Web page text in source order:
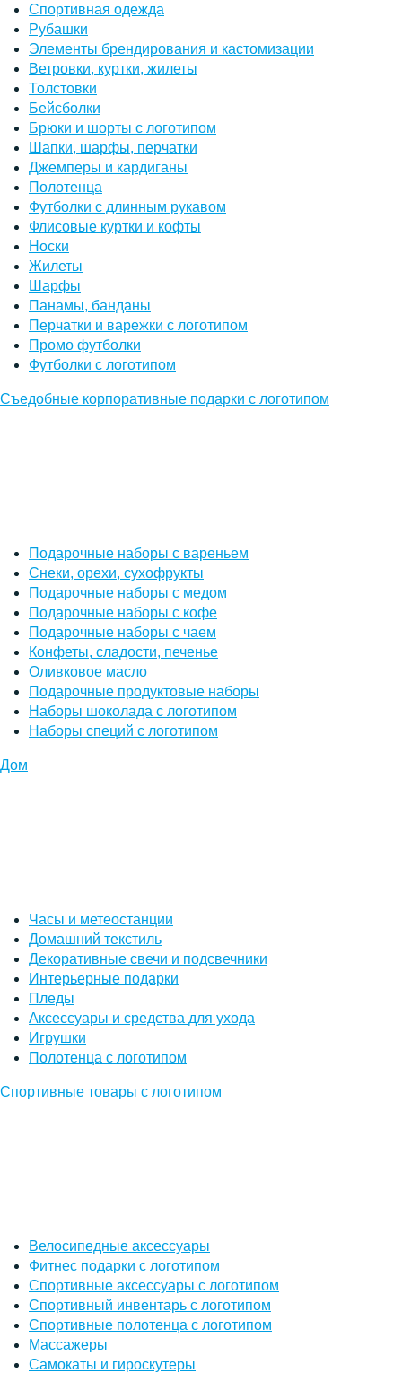
Спортивная одежда
Рубашки
Элементы брендирования и кастомизации
Ветровки, куртки, жилеты
Толстовки
Бейсболки
Брюки и шорты с логотипом
Шапки, шарфы, перчатки
Джемперы и кардиганы
Полотенца
Футболки с длинным рукавом
Флисовые куртки и кофты
Носки
Жилеты
Шарфы
Панамы, банданы
Перчатки и варежки с логотипом
Промо футболки
Футболки с логотипом
Съедобные корпоративные подарки с логотипом
Подарочные наборы с вареньем
Снеки, орехи, сухофрукты
Подарочные наборы с медом
Подарочные наборы с кофе
Подарочные наборы с чаем
Конфеты, сладости, печенье
Оливковое масло
Подарочные продуктовые наборы
Наборы шоколада с логотипом
Наборы специй с логотипом
Дом
Часы и метеостанции
Домашний текстиль
Декоративные свечи и подсвечники
Интерьерные подарки
Пледы
Аксессуары и средства для ухода
Игрушки
Полотенца с логотипом
Спортивные товары с логотипом
Велосипедные аксессуары
Фитнес подарки с логотипом
Спортивные аксессуары с логотипом
Спортивный инвентарь с логотипом
Спортивные полотенца с логотипом
Массажеры
Самокаты и гироскутеры